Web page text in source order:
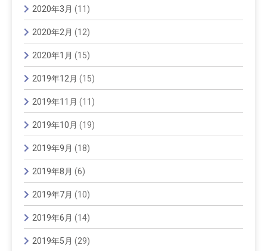
2020年3月 (11)
2020年2月 (12)
2020年1月 (15)
2019年12月 (15)
2019年11月 (11)
2019年10月 (19)
2019年9月 (18)
2019年8月 (6)
2019年7月 (10)
2019年6月 (14)
2019年5月 (29)